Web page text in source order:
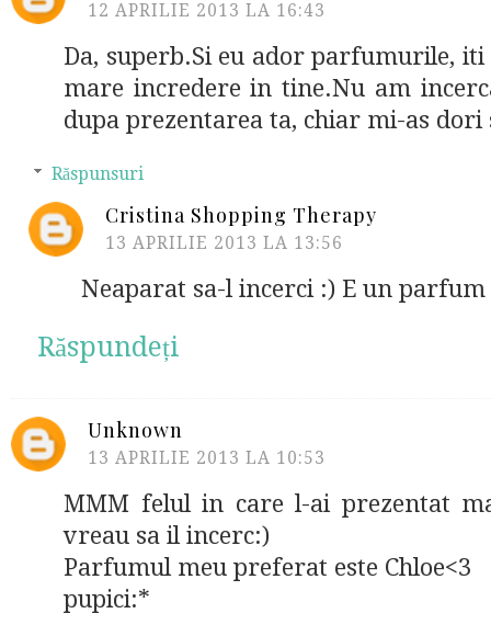
12 APRILIE 2013 LA 16:43
Da, superb.Si eu ador parfumurile,
mare incredere in tine.Nu am
dupa prezentarea ta, chiar mi-as dori
Răspunsuri
Cristina Shopping Therapy
13 APRILIE 2013 LA 13:56
Neaparat sa-l incerci :) E un parfum
Răspundeți
Unknown
13 APRILIE 2013 LA 10:53
MMM felul in care l-ai prezentat
vreau sa il incerc:)
Parfumul meu preferat este Chloe<3
pupici:*